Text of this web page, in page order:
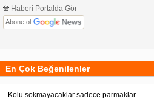
Haberi Portalda Gör
Abone ol
En Çok Beğenilenler
Kolu sokmayacaklar sadece parmaklar...